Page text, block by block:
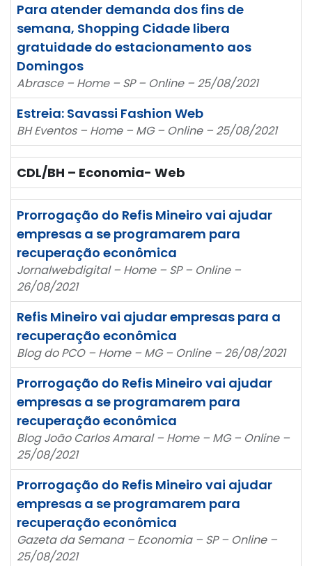
Para atender demanda dos fins de
semana, Shopping Cidade libera
gratuidade do estacionamento aos
Domingos
Abrasce – Home – SP – Online – 25/08/2021
Estreia: Savassi Fashion Web
BH Eventos – Home – MG – Online – 25/08/2021
CDL/BH – Economia- Web
Prorrogação do Refis Mineiro vai ajudar
empresas a se programarem para
recuperação econômica
Jornalwebdigital – Home – SP – Online –
26/08/2021
Refis Mineiro vai ajudar empresas para a
recuperação econômica
Blog do PCO – Home – MG – Online – 26/08/2021
Prorrogação do Refis Mineiro vai ajudar
empresas a se programarem para
recuperação econômica
Blog João Carlos Amaral – Home – MG – Online –
25/08/2021
Prorrogação do Refis Mineiro vai ajudar
empresas a se programarem para
recuperação econômica
Gazeta da Semana – Economia – SP – Online –
25/08/2021